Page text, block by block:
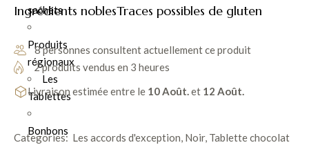
sachets
Produits
régionaux
Les
Tablettes
Bonbons
Ingrédients noblesTraces possibles de gluten
8 personnes consultent actuellement ce produit
2 produits vendus en 3 heures
Livraison estimée entre le 10 Août.et 12 Août.
Categories: Les accords d'exception, Noir, Tablette chocolat